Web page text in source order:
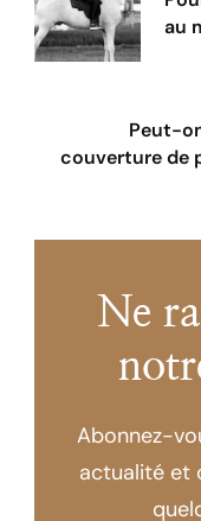
au
Peut-
couverture de
Ne
Abonnez-
actualité et